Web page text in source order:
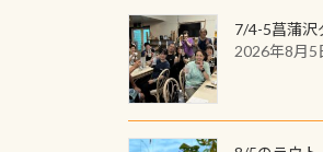
7/4-5菖蒲沢
2026年8月5